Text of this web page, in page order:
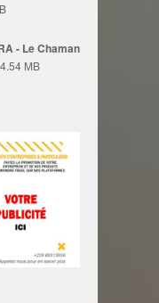
- Le Chaman
4.54 MB